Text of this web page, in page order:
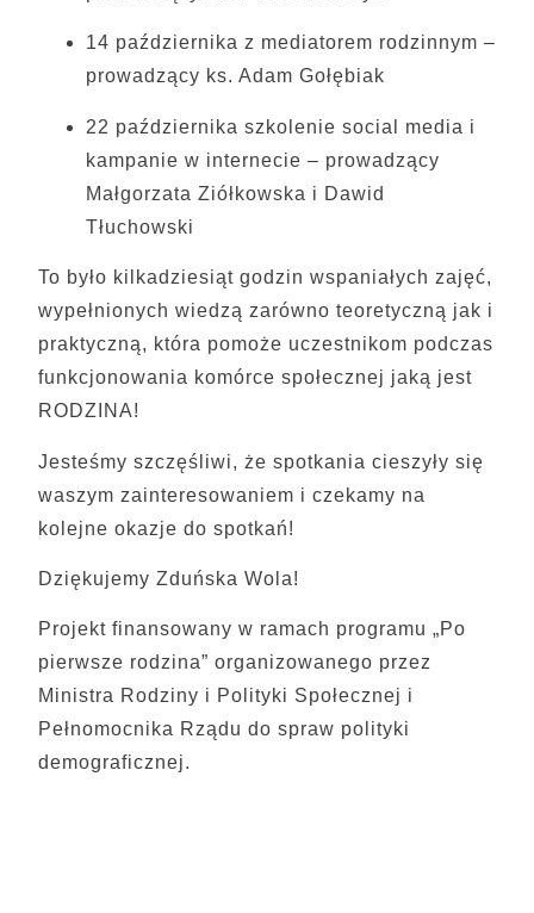
14 października z mediatorem rodzinnym –
prowadzący ks. Adam Gołębiak
22 października szkolenie social media i
kampanie w internecie – prowadzący
Małgorzata Ziółkowska i Dawid
Tłuchowski
To było kilkadziesiąt godzin wspaniałych zajęć,
wypełnionych wiedzą zarówno teoretyczną jak i
praktyczną, która pomoże uczestnikom podczas
funkcjonowania komórce społecznej jaką jest
RODZINA!
Jesteśmy szczęśliwi, że spotkania cieszyły się
waszym zainteresowaniem i czekamy na
kolejne okazje do spotkań!
Dziękujemy Zduńska Wola!
Projekt finansowany w ramach programu „Po
pierwsze rodzina” organizowanego przez
Ministra Rodziny i Polityki Społecznej i
Pełnomocnika Rządu do spraw polityki
demograficznej.